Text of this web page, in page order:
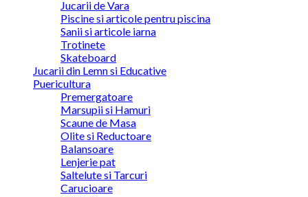
Jucarii de Vara
Piscine si articole pentru piscina
Sanii si articole iarna
Trotinete
Skateboard
Jucarii din Lemn si Educative
Puericultura
Premergatoare
Marsupii si Hamuri
Scaune de Masa
Olite si Reductoare
Balansoare
Lenjerie pat
Saltelute si Tarcuri
Carucioare